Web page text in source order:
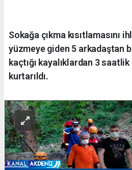
Sokağa çıkma kısıtlamasını
yüzmeye giden 5 arkadaştan
kaçtığı kayalıklardan 3
kurtarıldı.